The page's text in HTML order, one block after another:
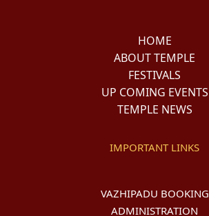
HOME
ABOUT TEMPLE
FESTIVALS
UP COMING EVENTS
TEMPLE NEWS
IMPORTANT LINKS
VAZHIPADU BOOKING
ADMINISTRATION